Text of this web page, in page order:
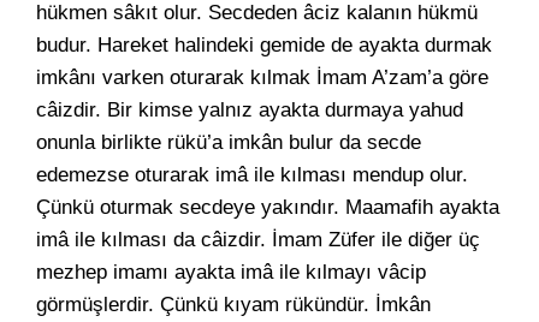
hükmen sâkıt olur. Secdeden âciz kalanın hükmü
budur. Hareket halindeki gemide de ayakta durmak
imkânı varken oturarak kılmak İmam A’zam’a göre
câizdir. Bir kimse yalnız ayakta durmaya yahud
onunla birlikte rükü’a imkân bulur da secde
edemezse oturarak imâ ile kılması mendup olur.
Çünkü oturmak secdeye yakındır. Maamafih ayakta
imâ ile kılması da câizdir. İmam Züfer ile diğer üç
mezhep imamı ayakta imâ ile kılmayı vâcip
görmüşlerdir. Çünkü kıyam rükündür. İmkân